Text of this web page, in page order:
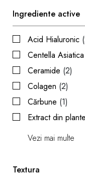
Ingrediente active
Acid Hialuronic
Centella Asiatica
Ceramide (2)
Colagen (2)
Cărbune (1)
Extract din plante
Vezi mai multe
Textura